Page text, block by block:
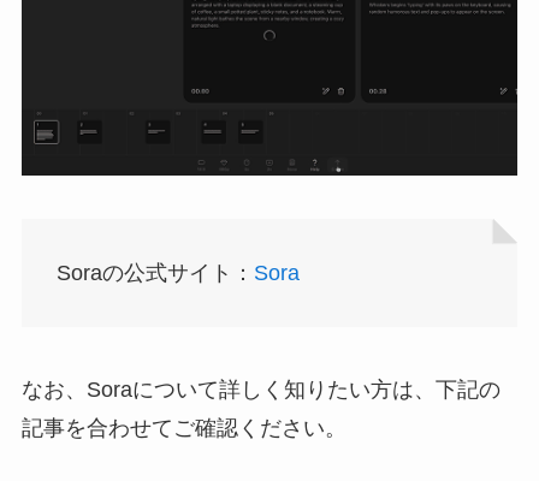
Soraの公式サイト： Sora
なお、Soraについて詳しく知りたい方は、下記の
記事を合わせてご確認ください。